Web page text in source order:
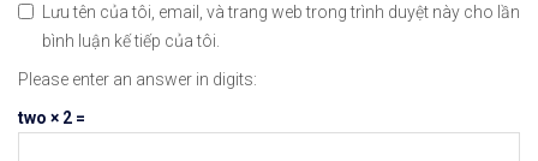
#icmarkets #exness #taichinh #dautu #chungkhoan
Lưu tên của tôi, email, và trang web trong trình duyệt này cho lần
bình luận kế tiếp của tôi.
Please enter an answer in digits:
two × 2 =